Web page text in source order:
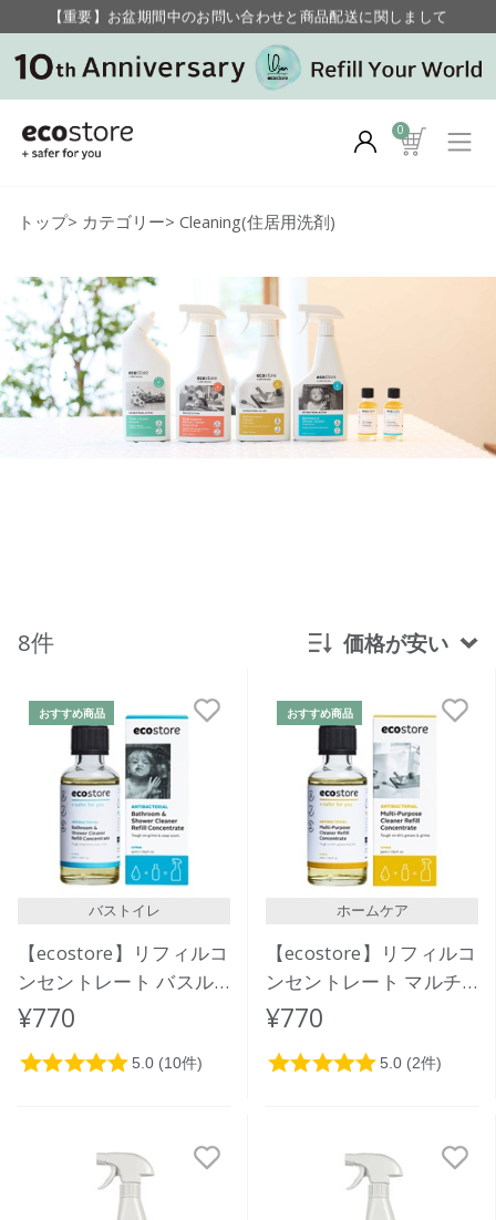
【重要】お盆期間中のお問い合わせと商品配送に関しまして
毎月お得にポイントが貯まる！ “月のポイントアップデー”
0
トップ> カテゴリー> Cleaning(住居用洗剤)
8件 価格が安い
発売日順
価格が安い
価格が高い
レビューが多い順
おすすめ商品
バストイレ
【ecostore】リフィルコ
ンセントレート バスル
ームクリーナー＜シトラ
¥770
おすすめ商品
ホームケア
【ecostore】リフィルコ
ンセントレート マルチ
クリーナー＜シトラス＞
¥770